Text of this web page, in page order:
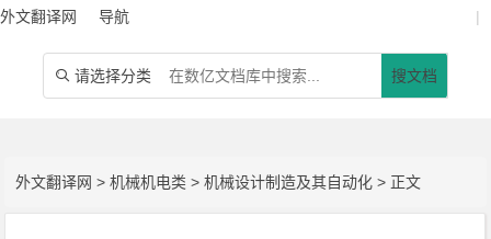
外文翻译网 导航 |
 请选择分类 搜文档
外文翻译网 >机械机电类 >机械设计制造及其自动化 > 正文